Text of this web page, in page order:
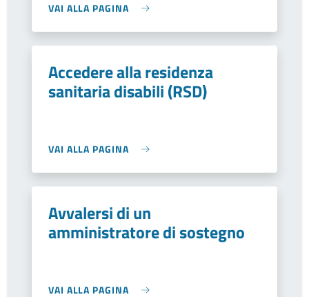
VAI ALLA PAGINA
Accedere alla residenza
sanitaria disabili (RSD)
VAI ALLA PAGINA
Avvalersi di un
amministratore di sostegno
VAI ALLA PAGINA